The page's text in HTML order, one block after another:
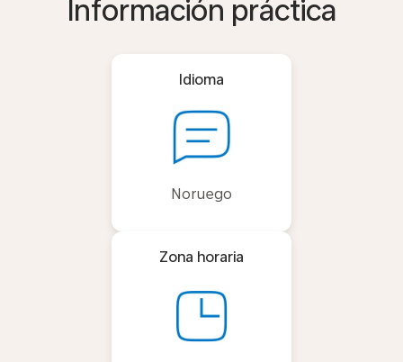
Información práctica
Idioma
Noruego
Zona horaria